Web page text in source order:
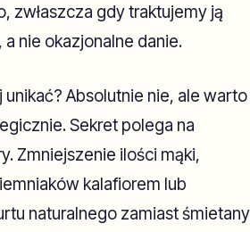
zwłaszcza gdy traktujemy ją
nie okazjonalne danie.
Absolutnie nie, ale warto
Sekret polega na
Zmniejszenie ilości mąki,
kalafiorem lub
naturalnego zamiast śmietany